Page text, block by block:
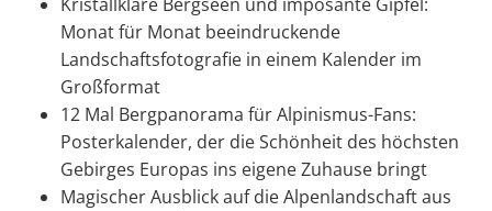
Monat für Monat beeindruckende
Landschaftsfotografie in einem Kalender im
Großformat
12 Mal Bergpanorama für Alpinismus-Fans:
Posterkalender, der die Schönheit des höchsten
Gebirges Europas ins eigene Zuhause bringt
Magischer Ausblick auf die Alpenlandschaft aus